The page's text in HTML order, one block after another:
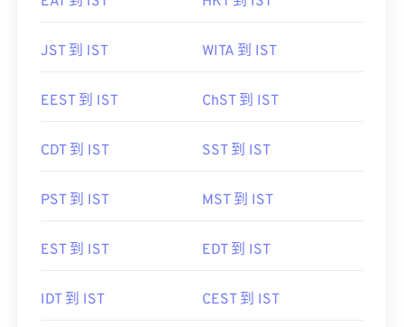
JST 到 IST WITA 到 IST
EEST 到 IST ChST 到 IST
CDT 到 IST SST 到 IST
PST 到 IST MST 到 IST
EST 到 IST EDT 到 IST
IDT 到 IST CEST 到 IST